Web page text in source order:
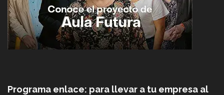
Programa enlace: para llevar a tu empresa al